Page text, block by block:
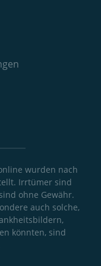
wurden nach
Irrtümer sind
ohne Gewähr.
auch solche,
könnten, sind